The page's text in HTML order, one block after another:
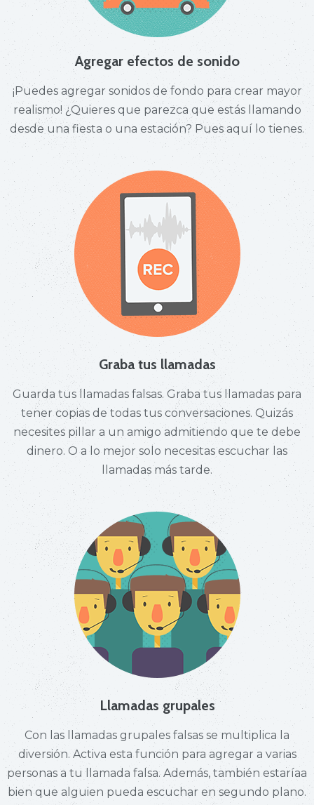
Agregar efectos de sonido
¡Puedes agregar sonidos de fondo para crear mayor
realismo! ¿Quieres que parezca que estás llamando
desde una fiesta o una estación? Pues aquí lo tienes.
Graba tus llamadas
Guarda tus llamadas falsas. Graba tus llamadas para
tener copias de todas tus conversaciones. Quizás
necesites pillar a un amigo admitiendo que te debe
dinero. O a lo mejor solo necesitas escuchar las
llamadas más tarde.
Llamadas grupales
Con las llamadas grupales falsas se multiplica la
diversión. Activa esta función para agregar a varias
personas a tu llamada falsa. Además, también estaríaa
bien que alguien pueda escuchar en segundo plano.